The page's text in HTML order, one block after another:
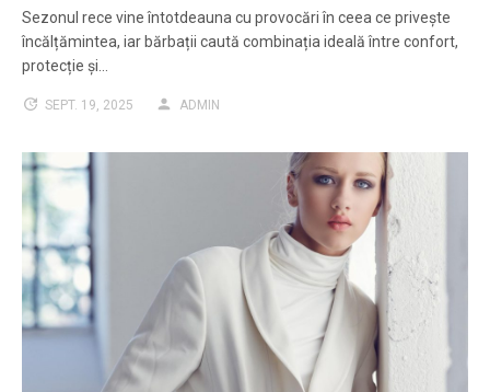
Sezonul rece vine întotdeauna cu provocări în ceea ce privește
încălțămintea, iar bărbații caută combinația ideală între confort,
protecție și…
SEPT. 19, 2025 ADMIN